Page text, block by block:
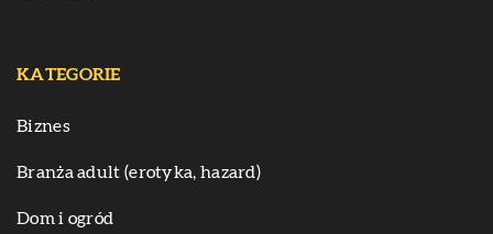
KATEGORIE
Biznes
Branża adult (erotyka, hazard)
Dom i ogród